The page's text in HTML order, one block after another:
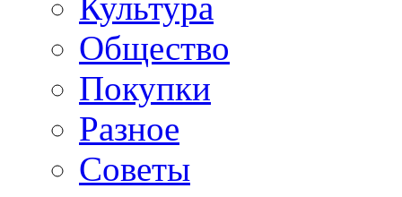
Культура
Общество
Покупки
Разное
Советы